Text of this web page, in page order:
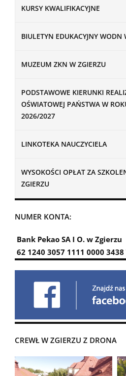
KURSY KWALIFIKACYJNE
BIULETYN EDUKACYJNY WODN
MUZEUM ZKN W ZGIERZU
PODSTAWOWE KIERUNKI
OŚWIATOWEJ PAŃSTWA W
2026/2027
LINKOTEKA NAUCZYCIELA
WYSOKOŚCI OPŁAT ZA
ZGIERZU
NUMER KONTA:
Bank Pekao SA I O. w Zgierzu
62 1240 3057 1111 0000 3438
CREWŁ W ZGIERZU Z DRONA